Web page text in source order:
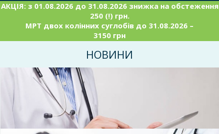
АКЦІЯ: з 01.08.2026 до 31.08.2026 знижка на обстеження
250 (!) грн.
МРТ двох колінних суглобів до 31.08.2026 –
3150 грн
НОВИНИ